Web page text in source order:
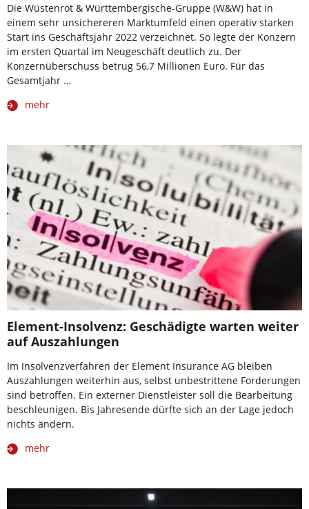
Die Wüstenrot & Württembergische-Gruppe (W&W) hat in
einem sehr unsichereren Marktumfeld einen operativ starken
Start ins Geschäftsjahr 2022 verzeichnet. So legte der Konzern
im ersten Quartal im Neugeschäft deutlich zu. Der
Konzernüberschuss betrug 56,7 Millionen Euro. Für das
Gesamtjahr …
mehr
Element-Insolvenz: Geschädigte warten weiter
auf Auszahlungen
Im Insolvenzverfahren der Element Insurance AG bleiben
Auszahlungen weiterhin aus, selbst unbestrittene Forderungen
sind betroffen. Ein externer Dienstleister soll die Bearbeitung
beschleunigen. Bis Jahresende dürfte sich an der Lage jedoch
nichts ändern.
mehr